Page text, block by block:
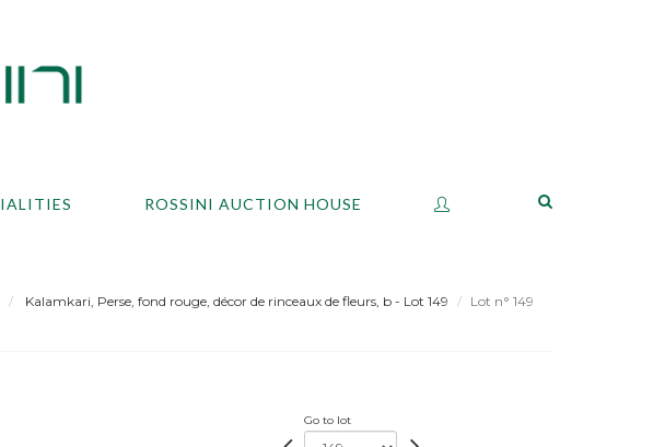
ROSSINI AUCTION HOUSE
Kalamkari, Perse, fond rouge, décor de rinceaux de fleurs, b - Lot 149 Lot n° 149
Go to lot